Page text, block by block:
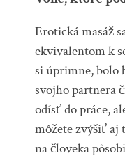
Erotická masáž
ekvivalentom k
si úprimne, bolo
svojho partnera
odísť do práce,
môžete zvýšiť aj
na človeka